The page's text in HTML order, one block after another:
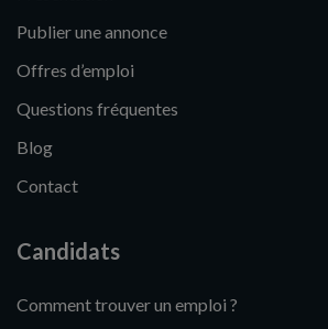
Publier une annonce
Offres d’emploi
Questions fréquentes
Blog
Contact
Candidats
Comment trouver un emploi ?